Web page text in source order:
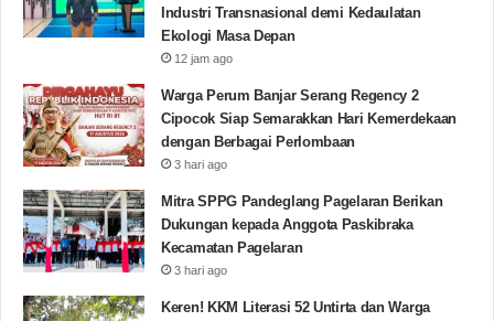
Industri Transnasional demi Kedaulatan
Ekologi Masa Depan
12 jam ago
Warga Perum Banjar Serang Regency 2
Cipocok Siap Semarakkan Hari Kemerdekaan
dengan Berbagai Perlombaan
3 hari ago
Mitra SPPG Pandeglang Pagelaran Berikan
Dukungan kepada Anggota Paskibraka
Kecamatan Pagelaran
3 hari ago
Keren! KKM Literasi 52 Untirta dan Warga